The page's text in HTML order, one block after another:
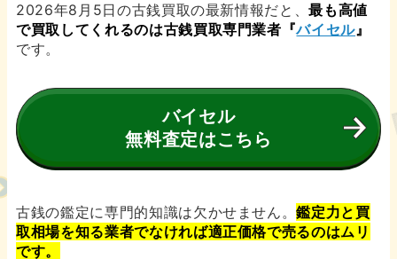
2026年8月5日の古銭買取の最新情報だと、最も高値
で買取してくれるのは古銭買取専門業者『バイセル』
です。
バイセル
無料査定はこちら
古銭の鑑定に専門的知識は欠かせません。鑑定力と買
取相場を知る業者でなければ適正価格で売るのはムリ
です。